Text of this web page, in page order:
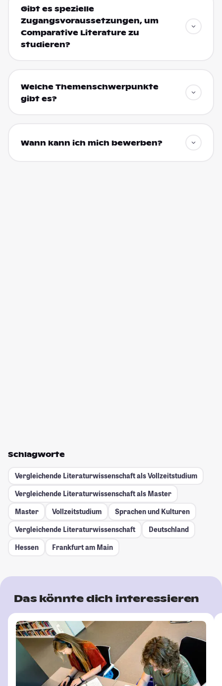
Gibt es spezielle
Zugangsvoraussetzungen, um
Comparative Literature zu
studieren?
Welche Themenschwerpunkte
gibt es?
Wann kann ich mich bewerben?
Schlagworte
Vergleichende Literaturwissenschaft als Vollzeitstudium
Vergleichende Literaturwissenschaft als Master
Master
Vollzeitstudium
Sprachen und Kulturen
Vergleichende Literaturwissenschaft
Deutschland
Hessen
Frankfurt am Main
Das könnte dich interessieren